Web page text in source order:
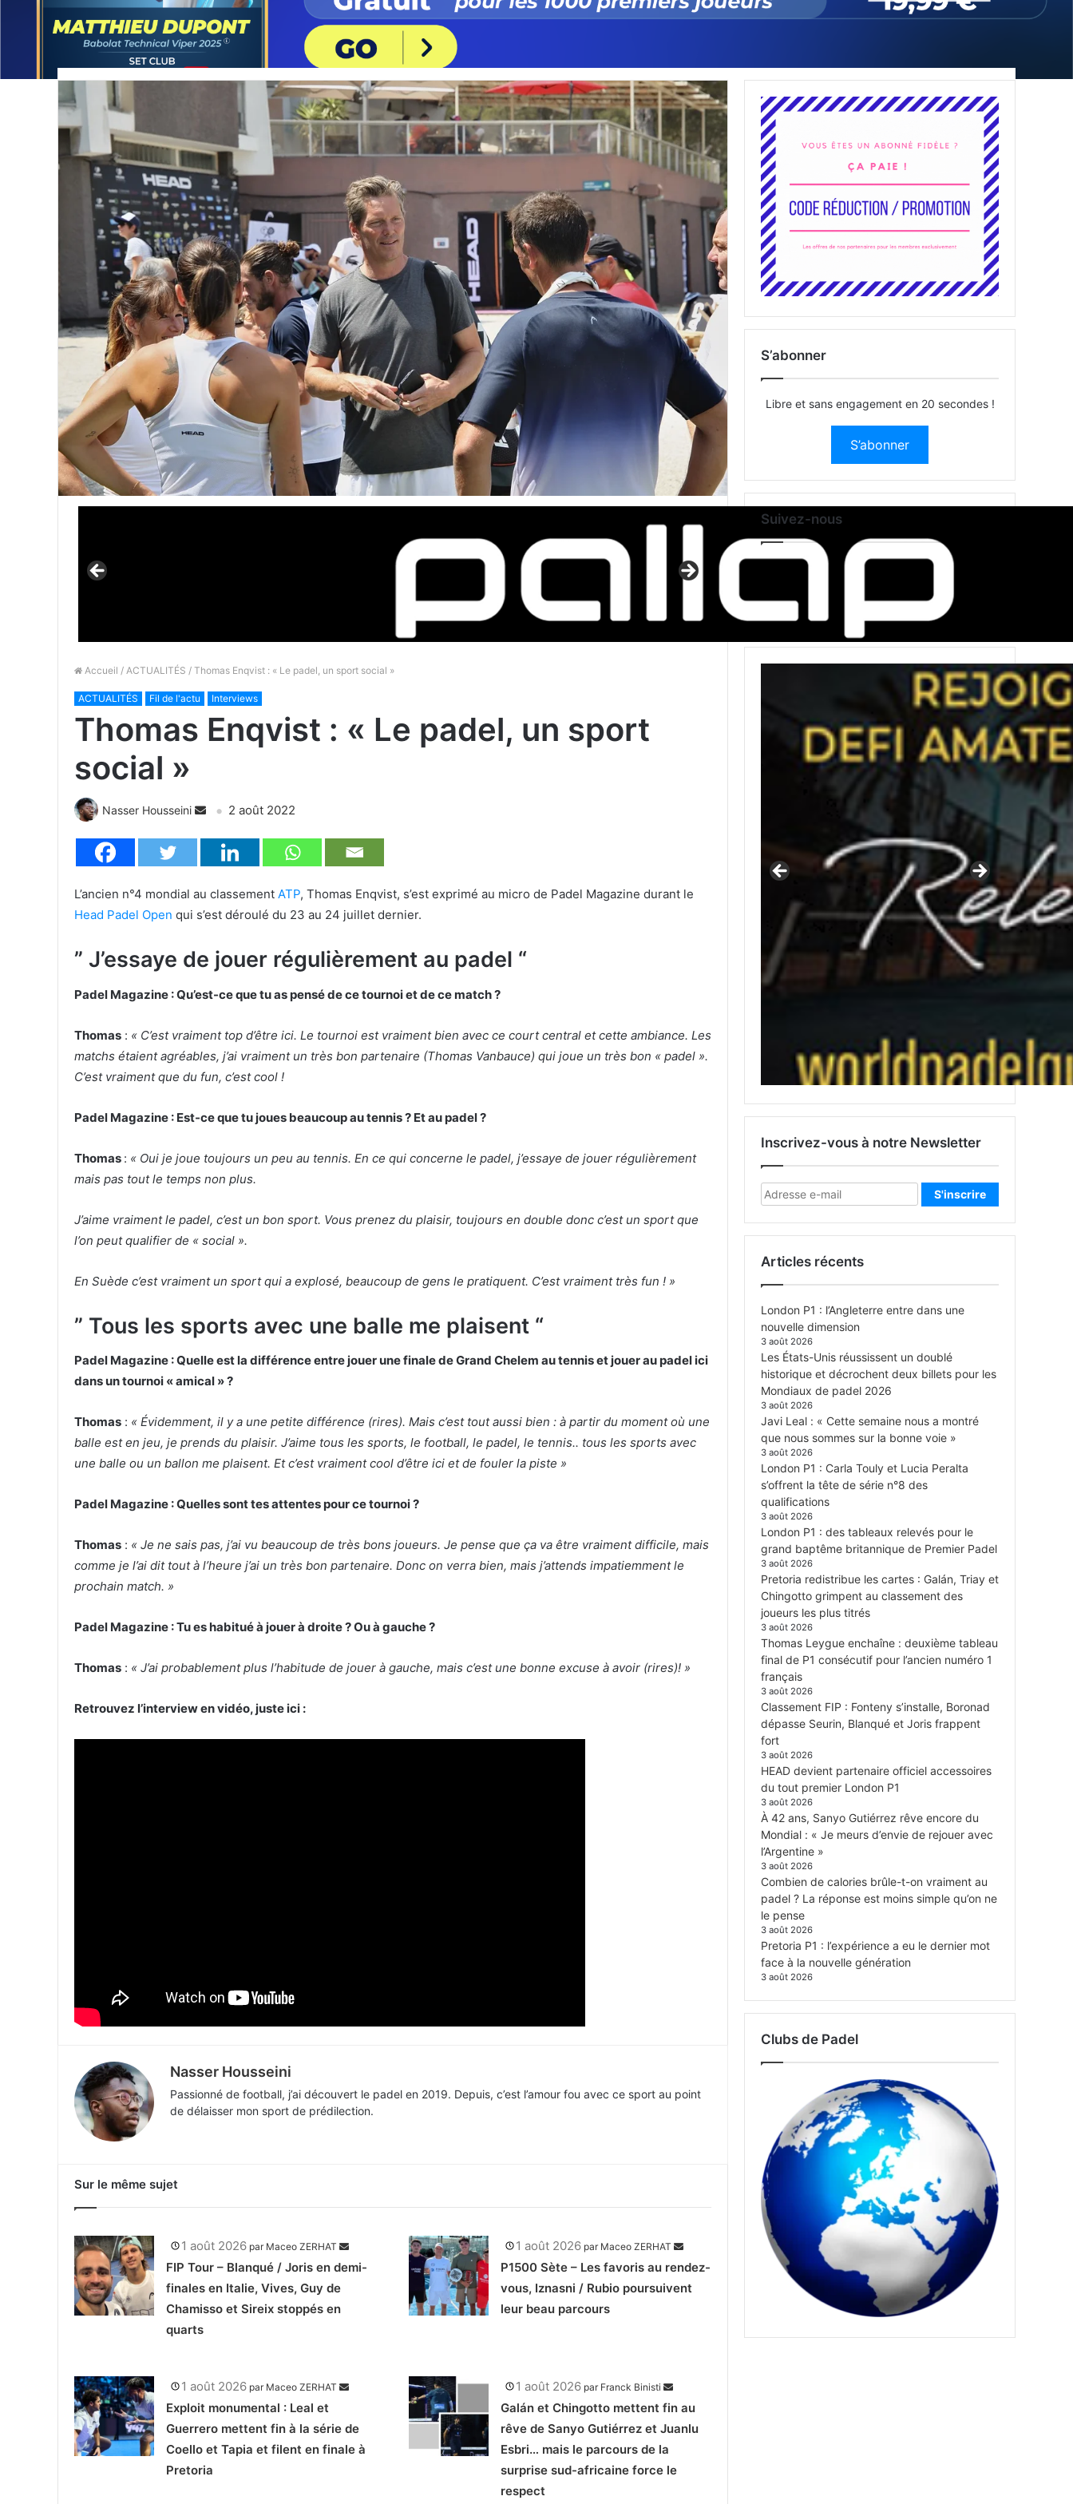
Accueil / ACTUALITÉS / Thomas Enqvist : « Le padel, un sport social »
ACTUALITÉS Fil de l'actu Interviews
Thomas Enqvist : « Le padel, un sport
social »
Nasser Housseini 2 août 2022
L’ancien n°4 mondial au classement ATP, Thomas Enqvist, s’est exprimé au micro de Padel Magazine durant le
Head Padel Open qui s’est déroulé du 23 au 24 juillet dernier.
” J’essaye de jouer régulièrement au padel “
Padel Magazine : Qu’est-ce que tu as pensé de ce tournoi et de ce match ?
Thomas : « C’est vraiment top d’être ici. Le tournoi est vraiment bien avec ce court central et cette ambiance. Les
matchs étaient agréables, j’ai vraiment un très bon partenaire (Thomas Vanbauce) qui joue un très bon « padel ».
C’est vraiment que du fun, c’est cool !
Padel Magazine : Est-ce que tu joues beaucoup au tennis ? Et au padel ?
Thomas : « Oui je joue toujours un peu au tennis. En ce qui concerne le padel, j’essaye de jouer régulièrement
mais pas tout le temps non plus.
J’aime vraiment le padel, c’est un bon sport. Vous prenez du plaisir, toujours en double donc c’est un sport que
l’on peut qualifier de « social ».
En Suède c’est vraiment un sport qui a explosé, beaucoup de gens le pratiquent. C’est vraiment très fun ! »
” Tous les sports avec une balle me plaisent “
Padel Magazine : Quelle est la différence entre jouer une finale de Grand Chelem au tennis et jouer au padel ici
dans un tournoi « amical » ?
Thomas : « Évidemment, il y a une petite différence (rires). Mais c’est tout aussi bien : à partir du moment où une
balle est en jeu, je prends du plaisir. J’aime tous les sports, le football, le padel, le tennis.. tous les sports avec
une balle ou un ballon me plaisent. Et c’est vraiment cool d’être ici et de fouler la piste »
Padel Magazine : Quelles sont tes attentes pour ce tournoi ?
Thomas : « Je ne sais pas, j’ai vu beaucoup de très bons joueurs. Je pense que ça va être vraiment difficile, mais
comme je l’ai dit tout à l’heure j’ai un très bon partenaire. Donc on verra bien, mais j’attends impatiemment le
prochain match. »
Padel Magazine : Tu es habitué à jouer à droite ? Ou à gauche ?
Thomas : « J’ai probablement plus l’habitude de jouer à gauche, mais c’est une bonne excuse à avoir (rires)! »
Retrouvez l’interview en vidéo, juste ici :
Nasser Housseini
Passionné de football, j’ai découvert le padel en 2019. Depuis, c’est l’amour fou avec ce sport au point
de délaisser mon sport de prédilection.
Sur le même sujet
1 août 2026 par Maceo ZERHAT
FIP Tour – Blanqué / Joris en demi-
finales en Italie, Vives, Guy de
Chamisso et Sireix stoppés en
quarts
1 août 2026 par Maceo ZERHAT
P1500 Sète – Les favoris au rendez-
vous, Iznasni / Rubio poursuivent
leur beau parcours
1 août 2026 par Maceo ZERHAT
Exploit monumental : Leal et
Guerrero mettent fin à la série de
Coello et Tapia et filent en finale à
Pretoria
1 août 2026 par Franck Binisti
Galán et Chingotto mettent fin au
rêve de Sanyo Gutiérrez et Juanlu
Esbri… mais le parcours de la
surprise sud-africaine force le
respect
S’abonner
Libre et sans engagement en 20 secondes !
S’abonner
Suivez-nous
Inscrivez-vous à notre Newsletter
Articles récents
London P1 : l’Angleterre entre dans une
nouvelle dimension
3 août 2026
Les États-Unis réussissent un doublé
historique et décrochent deux billets pour les
Mondiaux de padel 2026
3 août 2026
Javi Leal : « Cette semaine nous a montré
que nous sommes sur la bonne voie »
3 août 2026
London P1 : Carla Touly et Lucia Peralta
s’offrent la tête de série n°8 des
qualifications
3 août 2026
London P1 : des tableaux relevés pour le
grand baptême britannique de Premier Padel
3 août 2026
Pretoria redistribue les cartes : Galán, Triay et
Chingotto grimpent au classement des
joueurs les plus titrés
3 août 2026
Thomas Leygue enchaîne : deuxième tableau
final de P1 consécutif pour l’ancien numéro 1
français
3 août 2026
Classement FIP : Fonteny s’installe, Boronad
dépasse Seurin, Blanqué et Joris frappent
fort
3 août 2026
HEAD devient partenaire officiel accessoires
du tout premier London P1
3 août 2026
À 42 ans, Sanyo Gutiérrez rêve encore du
Mondial : « Je meurs d’envie de rejouer avec
l’Argentine »
3 août 2026
Combien de calories brûle-t-on vraiment au
padel ? La réponse est moins simple qu’on ne
le pense
3 août 2026
Pretoria P1 : l’expérience a eu le dernier mot
face à la nouvelle génération
3 août 2026
Clubs de Padel